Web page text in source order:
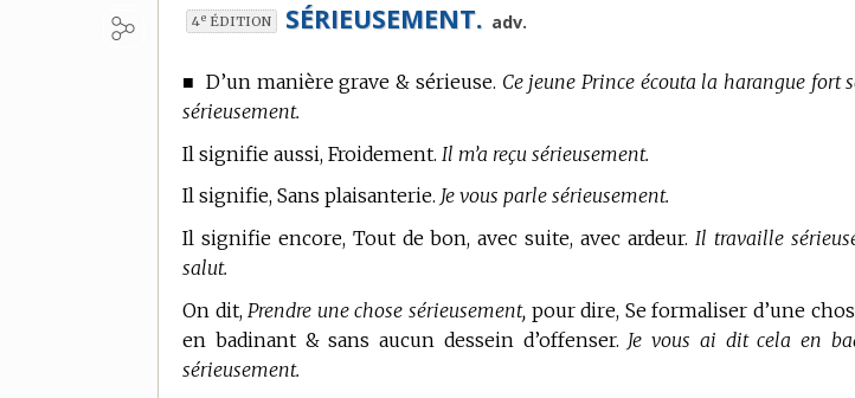
4e ÉDITION SÉRIEUSEMENT. adv.
■D’un manière grave & sérieuse. Ce jeune Prince écouta la harangue fort
sérieusement.
Il signifie aussi, Froidement. Il m’a reçu sérieusement.
Il signifie, Sans plaisanterie. Je vous parle sérieusement.
Il signifie encore, Tout de bon, avec suite, avec ardeur. Il travaille
salut.
On dit, Prendre une chose sérieusement, pour dire, Se formaliser d’une
en badinant & sans aucun dessein d’offenser. Je vous ai dit cela en
sérieusement.